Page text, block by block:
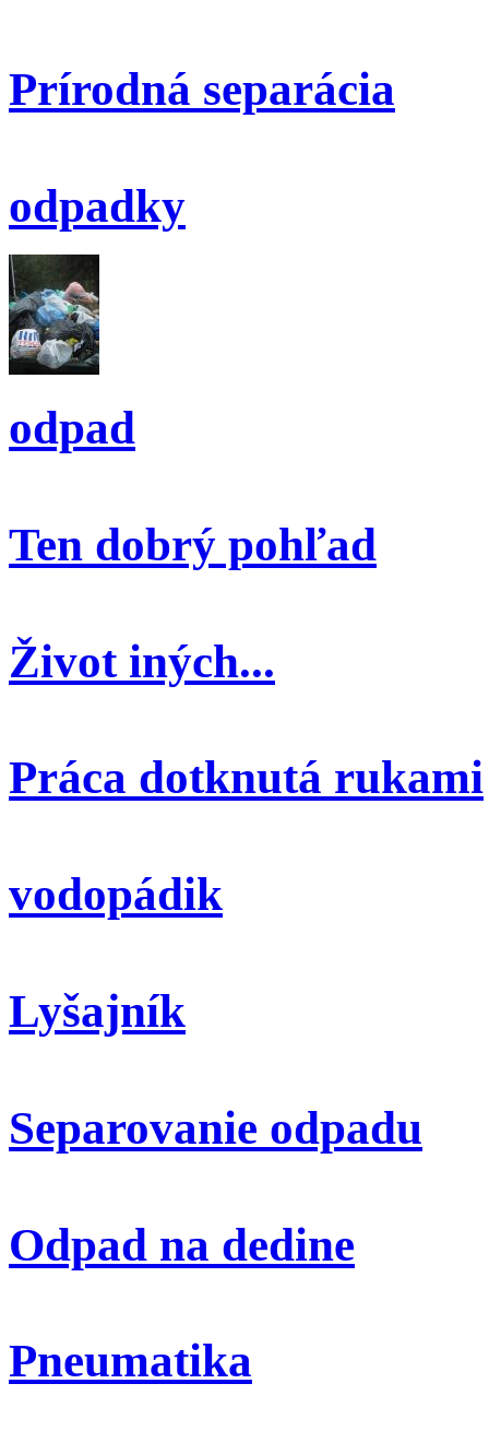
Prírodná separácia
odpadky
odpad
Ten dobrý pohľad
Život iných...
Práca dotknutá rukami
vodopádik
Lyšajník
Separovanie odpadu
Odpad na dedine
Pneumatika